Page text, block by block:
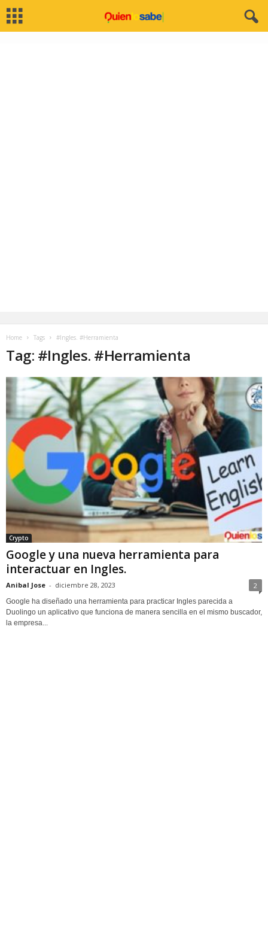
Home Tags #Ingles. #Herramienta
Tag: #Ingles. #Herramienta
Crypto
Google y una nueva herramienta para
interactuar en Ingles.
Anibal Jose - diciembre 28, 2023 2
Google ha diseñado una herramienta para practicar Ingles parecida a
Duolingo un aplicativo que funciona de manera sencilla en el mismo buscador,
la empresa...